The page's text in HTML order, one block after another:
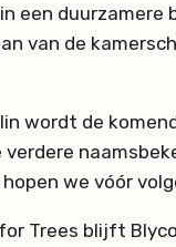
een
van de
wordt de
we vóór
Trees blijft